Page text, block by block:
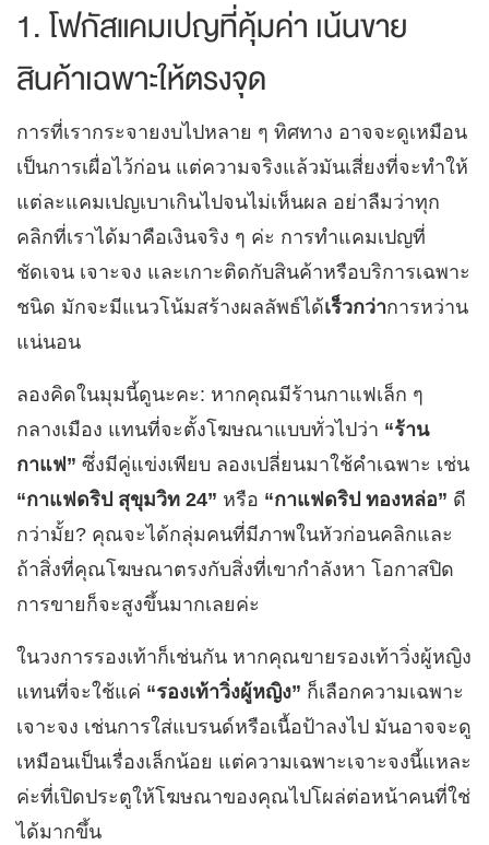
1. โฟกัสแคมเปญที่คุ้มค่า เน้นขาย
สินค้าเฉพาะให้ตรงจุด
การที่เรากระจายงบไปหลาย ๆ ทิศทาง อาจจะดูเหมือน
เป็นการเผื่อไว้ก่อน แต่ความจริงแล้วมันเสี่ยงที่จะทำให้
แต่ละแคมเปญเบาเกินไปจนไม่เห็นผล อย่าลืมว่าทุก
คลิกที่เราได้มาคือเงินจริง ๆ ค่ะ การทำแคมเปญที่
ชัดเจน เจาะจง และเกาะติดกับสินค้าหรือบริการเฉพาะ
ชนิด มักจะมีแนวโน้มสร้างผลลัพธ์ได้เร็วกว่าการหว่าน
แน่นอน
ลองคิดในมุมนี้ดูนะคะ: หากคุณมีร้านกาแฟเล็ก ๆ
กลางเมือง แทนที่จะตั้งโฆษณาแบบทั่วไปว่า “ร้าน
กาแฟ” ซึ่งมีคู่แข่งเพียบ ลองเปลี่ยนมาใช้คำเฉพาะ เช่น
“กาแฟดริป สุขุมวิท 24” หรือ “กาแฟดริป ทองหล่อ” ดี
กว่ามั้ย? คุณจะได้กลุ่มคนที่มีภาพในหัวก่อนคลิกและ
ถ้าสิ่งที่คุณโฆษณาตรงกับสิ่งที่เขากำลังหา โอกาสปิด
การขายก็จะสูงขึ้นมากเลยค่ะ
ในวงการรองเท้าก็เช่นกัน หากคุณขายรองเท้าวิ่งผู้หญิง
แทนที่จะใช้แค่ “รองเท้าวิ่งผู้หญิง” ก็เลือกความเฉพาะ
เจาะจง เช่นการใส่แบรนด์หรือเนื้อป้าลงไป มันอาจจะดู
เหมือนเป็นเรื่องเล็กน้อย แต่ความเฉพาะเจาะจงนี้แหละ
ค่ะที่เปิดประตูให้โฆษณาของคุณไปโผล่ต่อหน้าคนที่ใช่
ได้มากขึ้น